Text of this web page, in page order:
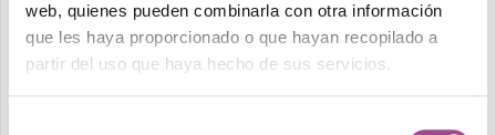
web, quienes pueden combinarla con otra información
que les haya proporcionado o que hayan recopilado a
partir del uso que haya hecho de sus servicios.
Nuestro equipo es experto en consultoría Tic
desde hace…